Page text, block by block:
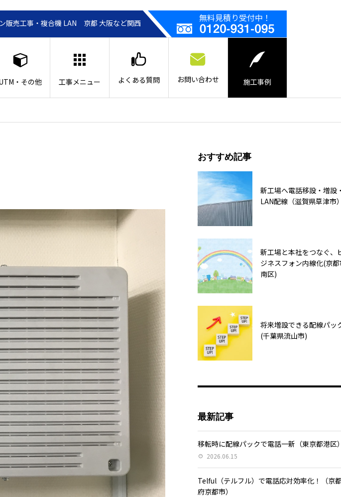
販売工事・複合機 LAN 京都 大阪など関西 無料見積り受付中！
・その他 工事メニュー よくある質問 お問い合わせ 施工事例
おすすめ記事
新工場へ電話移設・増設
LAN配線（滋賀県草津市
新工場と本社をつなぐ、
ジネスフォン内線化(京
南区)
将来増設できる配線パッ
(千葉県流山市)
最新記事
移転時に配線パックで電話一新（東京都港区
2026.06.15
Telful（テルフル）で電話応対効率化！（京
府京都市）